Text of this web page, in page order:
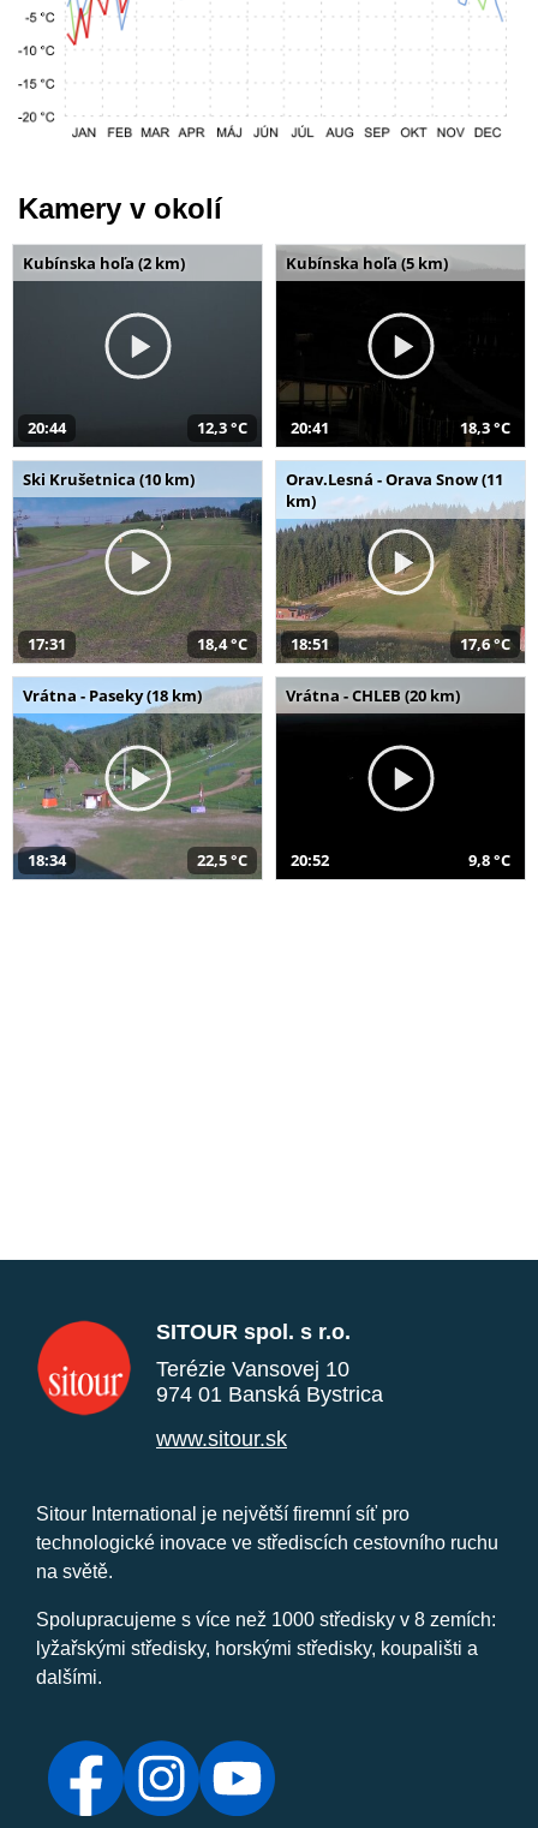
Kamery v okolí
Kubínska hoľa (2 km)
20:44 12,3 °C
Kubínska hoľa (5 km)
20:41 18,3 °C
Ski Krušetnica (10 km)
17:31 18,4 °C
Orav.Lesná - Orava Snow (11
km)
18:51 17,6 °C
Vrátna - Paseky (18 km)
18:34 22,5 °C
Vrátna - CHLEB (20 km)
20:52 9,8 °C
SITOUR spol. s r.o.
Terézie Vansovej 10
974 01 Banská Bystrica
www.sitour.sk
Sitour International je největší firemní síť pro
technologické inovace ve střediscích cestovního ruchu
na světě.
Spolupracujeme s více než 1000 středisky v 8 zemích:
lyžařskými středisky, horskými středisky, koupališti a
dalšími.